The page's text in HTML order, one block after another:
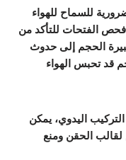
للسماح للهواء
الفتحات للتأكد من
الحجم إلى حدوث
قد تحبس الهواء
اليدوي، يمكن
الحقن ومنع